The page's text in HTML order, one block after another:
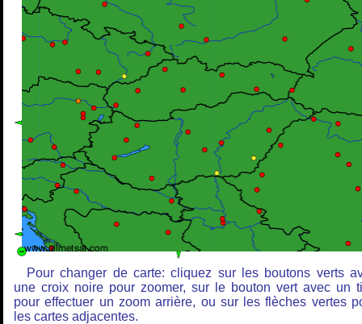
Pour changer de carte: cliquez sur les boutons verts
une croix noire pour zoomer, sur le bouton vert avec un
pour effectuer un zoom arrière, ou sur les flèches vertes
les cartes adjacentes.